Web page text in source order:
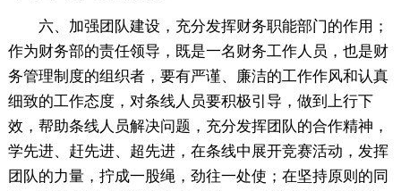
六、加强团队建设，充分发挥财务职能部门的作用；
作为财务部的责任领导，既是一名财务工作人员，也是财
务管理制度的组织者，要有严谨、廉洁的工作作风和认真
细致的工作态度，对条线人员要积极引导，做到上行下
效，帮助条线人员解决问题，充分发挥团队的合作精神，
学先进、赶先进、超先进，在条线中展开竞赛活动，发挥
团队的力量，拧成一股绳，劲往一处使；在坚持原则的同